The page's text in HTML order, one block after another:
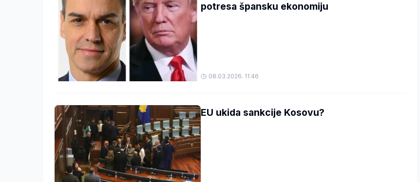
potresa špansku ekonomiju
08.03.2026. 11:46
EU ukida sankcije Kosovu?